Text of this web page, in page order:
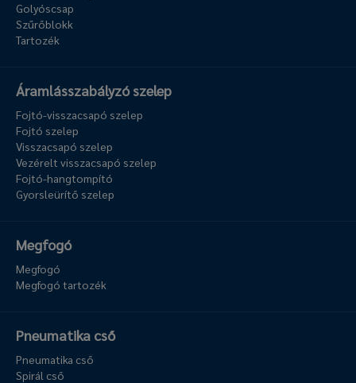
Golyóscsap
Szűrőblokk
Tartozék
Áramlásszabályzó szelep
Fojtó-visszacsapó szelep
Fojtó szelep
Visszacsapó szelep
Vezérelt visszacsapó szelep
Fojtó-hangtompító
Gyorsleürítő szelep
Megfogó
Megfogó
Megfogó tartozék
Pneumatika cső
Pneumatika cső
Spirál cső